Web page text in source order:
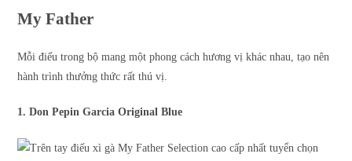
My Father
Mỗi điếu trong bộ mang một phong cách hương vị khác nhau, tạo nên
hành trình thưởng thức rất thú vị.
1. Don Pepin Garcia Original Blue